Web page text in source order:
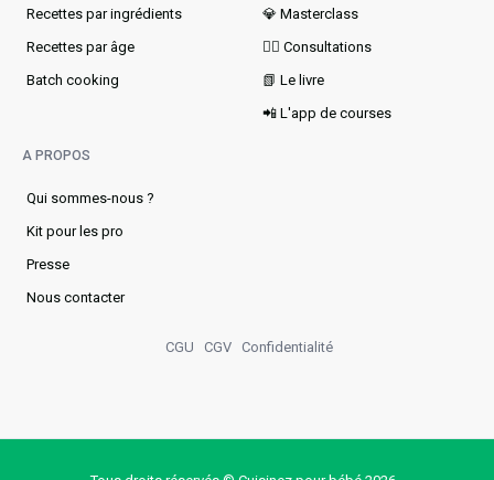
Recettes par ingrédients
Recettes par âge
Batch cooking
💎 Masterclass
👩‍⚕️ Consultations
📗 Le livre
📲 L'app de courses
A PROPOS
Qui sommes-nous ?
Kit pour les pro
Presse
Nous contacter
CGU CGV Confidentialité